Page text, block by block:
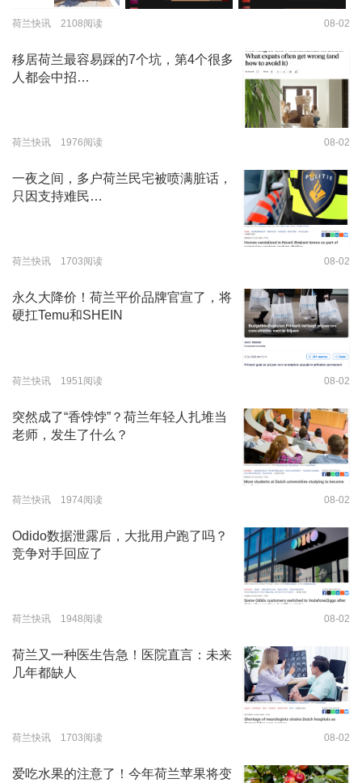
荷兰快讯 2108阅读 08-02
移居荷兰最容易踩的7个坑，第4个很多
人都会中招…
荷兰快讯 1976阅读 08-02
一夜之间，多户荷兰民宅被喷满脏话，
只因支持难民…
荷兰快讯 1703阅读 08-02
永久大降价！荷兰平价品牌官宣了，将
硬扛Temu和SHEIN
荷兰快讯 1951阅读 08-02
突然成了“香饽饽”？荷兰年轻人扎堆当
老师，发生了什么？
荷兰快讯 1974阅读 08-02
Odido数据泄露后，大批用户跑了吗？
竞争对手回应了
荷兰快讯 1948阅读 08-02
荷兰又一种医生告急！医院直言：未来
几年都缺人
荷兰快讯 1703阅读 08-02
爱吃水果的注意了！今年荷兰苹果将变